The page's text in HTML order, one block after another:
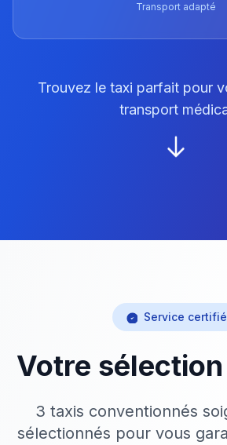
Transport adapté
Trouvez le taxi parfait pour
transport
Service certifié
Votre
3 taxis conventionnés
sélectionnés pour vous